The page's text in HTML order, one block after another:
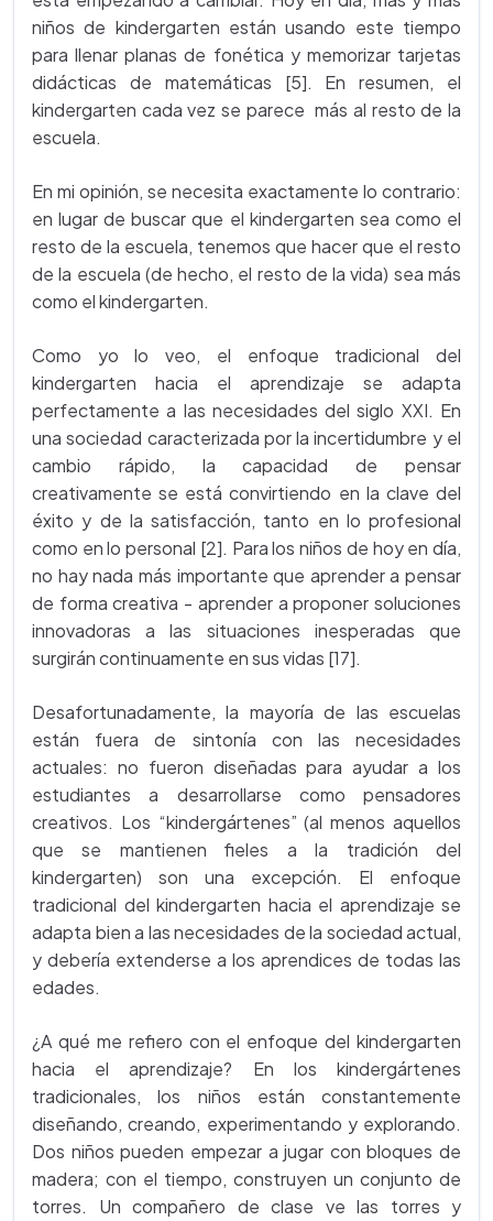
niños de kindergarten están usando este tiempo
para llenar planas de fonética y memorizar tarjetas
didácticas de matemáticas [5]. En resumen, el
kindergarten cada vez se parece más al resto de la
escuela.
En mi opinión, se necesita exactamente lo contrario:
en lugar de buscar que el kindergarten sea como el
resto de la escuela, tenemos que hacer que el resto
de la escuela (de hecho, el resto de la vida) sea más
como el kindergarten.
Como yo lo veo, el enfoque tradicional del
kindergarten hacia el aprendizaje se adapta
perfectamente a las necesidades del siglo XXI. En
una sociedad caracterizada por la incertidumbre y el
cambio rápido, la capacidad de pensar
creativamente se está convirtiendo en la clave del
éxito y de la satisfacción, tanto en lo profesional
como en lo personal [2]. Para los niños de hoy en día,
no hay nada más importante que aprender a pensar
de forma creativa - aprender a proponer soluciones
innovadoras a las situaciones inesperadas que
surgirán continuamente en sus vidas [17].
Desafortunadamente, la mayoría de las escuelas
están fuera de sintonía con las necesidades
actuales: no fueron diseñadas para ayudar a los
estudiantes a desarrollarse como pensadores
creativos. Los “kindergártenes” (al menos aquellos
que se mantienen fieles a la tradición del
kindergarten) son una excepción. El enfoque
tradicional del kindergarten hacia el aprendizaje se
adapta bien a las necesidades de la sociedad actual,
y debería extenderse a los aprendices de todas las
edades.
¿A qué me refiero con el enfoque del kindergarten
hacia el aprendizaje? En los kindergártenes
tradicionales, los niños están constantemente
diseñando, creando, experimentando y explorando.
Dos niños pueden empezar a jugar con bloques de
madera; con el tiempo, construyen un conjunto de
torres. Un compañero de clase ve las torres y